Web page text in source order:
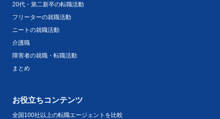
20代・第二新卒の転職活動
フリーターの就職活動
ニートの就職活動
介護職
障害者の就職・転職活動
まとめ
お役立ちコンテンツ
全国100社以上の転職エージェントを比較